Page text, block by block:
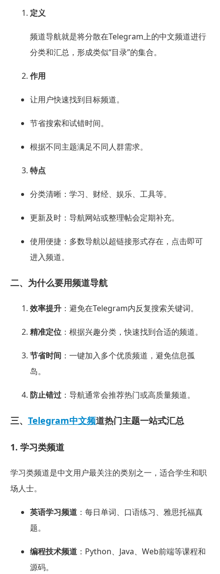
定义
频道导航就是将分散在Telegram上的中文频道进行
分类和汇总，形成类似“目录”的集合。
作用
让用户快速找到目标频道。
节省搜索和试错时间。
根据不同主题满足不同人群需求。
特点
分类清晰：学习、财经、娱乐、工具等。
更新及时：导航网站或整理帖会定期补充。
使用便捷：多数导航以超链接形式存在，点击即可
进入频道。
二、为什么要用频道导航
效率提升：避免在Telegram内反复搜索关键词。
精准定位：根据兴趣分类，快速找到合适的频道。
节省时间 ：一键加入多个优质频道，避免信息孤
岛。
防止错过：导航通常会推荐热门或高质量频道。
三、 Telegram中文频道热门主题一站式汇总
1. 学习类频道
学习类频道是中文用户最关注的类别之一，适合学生和职
场人士。
英语学习频道：每日单词、口语练习、雅思托福真
题。
编程技术频道：Python、Java、Web前端等课程和
源码。